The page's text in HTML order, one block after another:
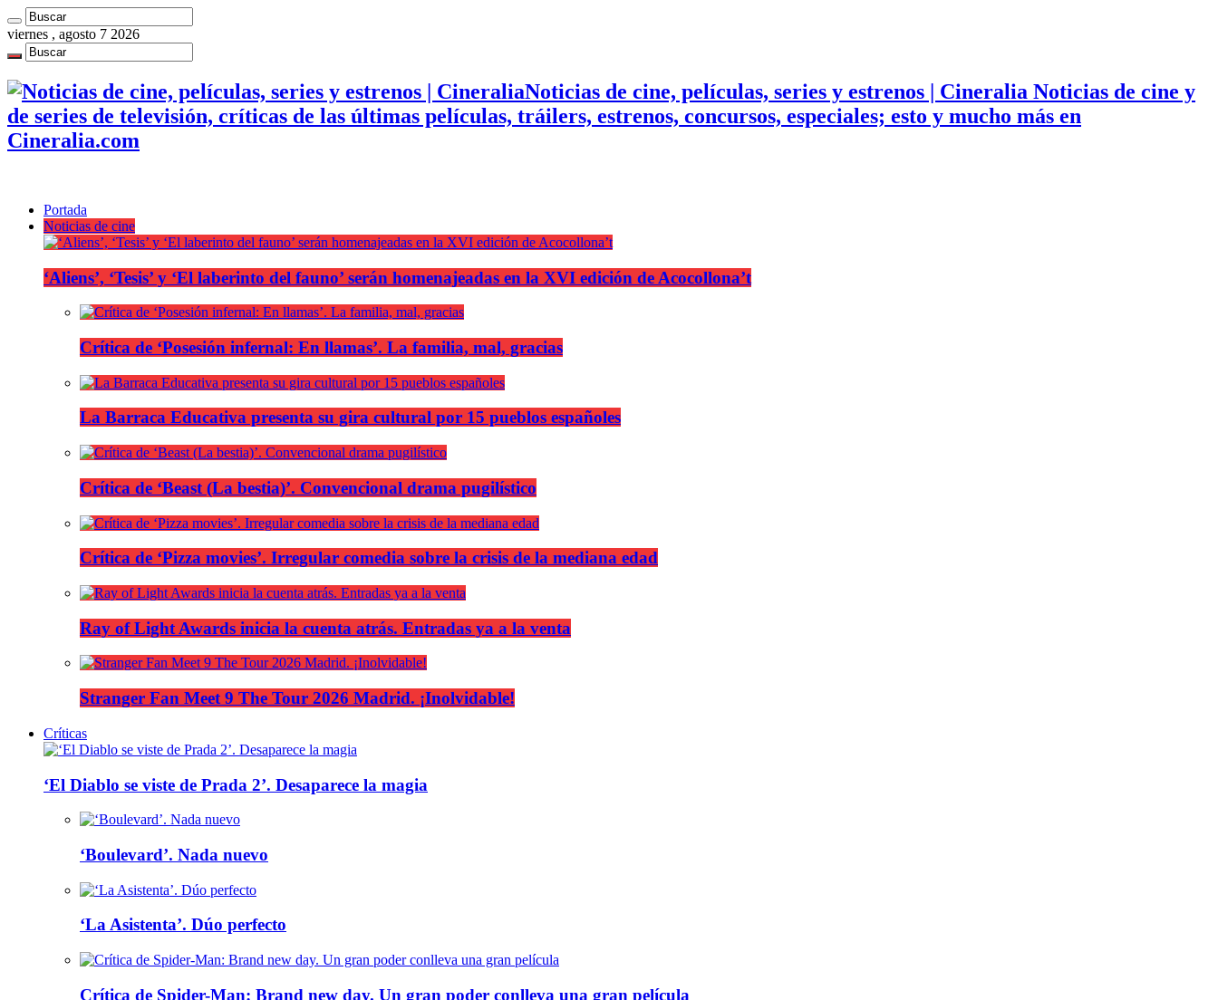
viernes , agosto 7 2026
Noticias de cine, películas, series y estrenos | Cineralia Noticias de cine y
de series de televisión, críticas de las últimas películas, tráilers, estrenos, concursos, especiales; esto y mucho más en
Cineralia.com
Portada
Noticias de cine
‘Aliens’, ‘Tesis’ y ‘El laberinto del fauno’ serán homenajeadas en la XVI edición de Acocollona’t
Crítica de ‘Posesión infernal: En llamas’. La familia, mal, gracias
La Barraca Educativa presenta su gira cultural por 15 pueblos españoles
Crítica de ‘Beast (La bestia)’. Convencional drama pugilístico
Crítica de ‘Pizza movies’. Irregular comedia sobre la crisis de la mediana edad
Ray of Light Awards inicia la cuenta atrás. Entradas ya a la venta
Stranger Fan Meet 9 The Tour 2026 Madrid. ¡Inolvidable!
Críticas
‘El Diablo se viste de Prada 2’. Desaparece la magia
‘Boulevard’. Nada nuevo
‘La Asistenta’. Dúo perfecto
Crítica de Spider-Man: Brand new day. Un gran poder conlleva una gran película